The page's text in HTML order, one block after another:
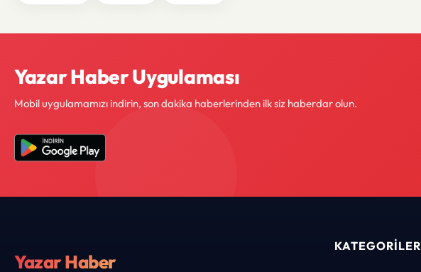
Yazar Haber Uygulaması
Mobil uygulamamızı indirin, son dakika haberlerinden ilk siz haberdar olun.
Yazar Haber
KATEGORILER